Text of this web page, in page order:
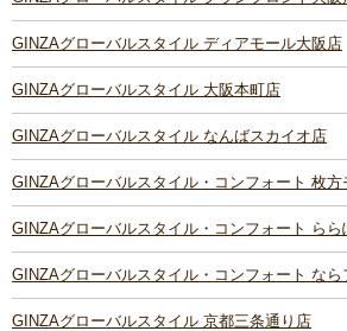
GINZAグローバルスタイル ディアモール大阪店
GINZAグローバルスタイル 大阪本町店
GINZAグローバルスタイル なんばスカイオ店
GINZAグローバルスタイル・コンフォート 枚方
GINZAグローバルスタイル・コンフォート らら
GINZAグローバルスタイル・コンフォート な
GINZAグローバルスタイル 京都三条通り店